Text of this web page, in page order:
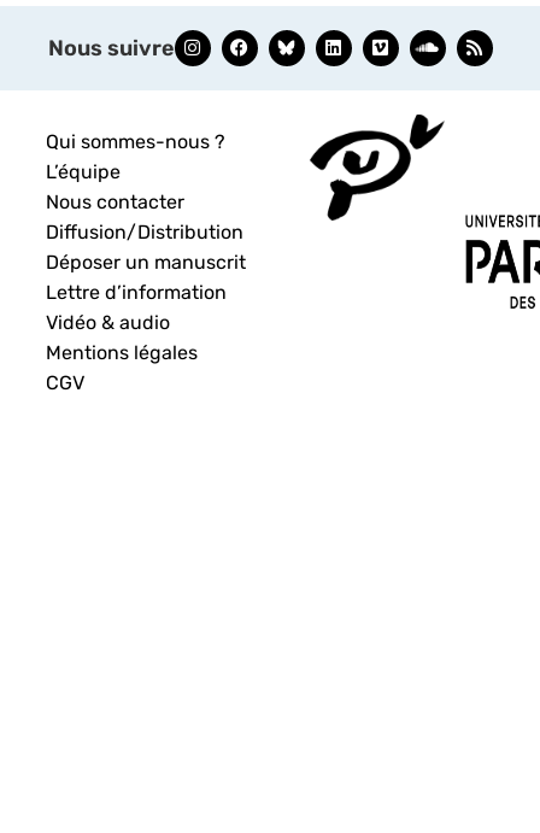
Nous suivre
Qui sommes-nous ?
L’équipe
Nous contacter
Diffusion/Distribution
Déposer un manuscrit
Lettre d’information
Vidéo & audio
Mentions légales
CGV